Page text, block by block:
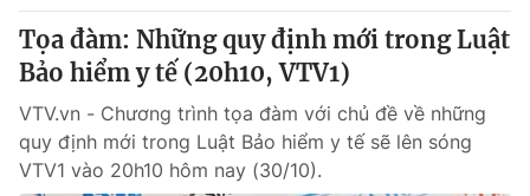
Tọa đàm: Những quy định mới trong Luật
Bảo hiểm y tế (20h10, VTV1)
VTV.vn - Chương trình tọa đàm với chủ đề về những
quy định mới trong Luật Bảo hiểm y tế sẽ lên sóng
VTV1 vào 20h10 hôm nay (30/10).